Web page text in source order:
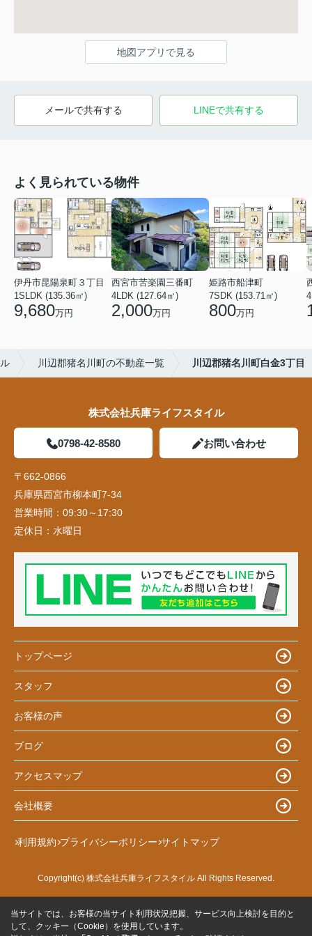
地図アプリで見る
メールで共有する LINEで共有する
よく見られている物件
伊丹市昆陽泉町３丁目
1SLDK (135.36㎡)
9,680万円
西宮市苦楽園三番町
4LDK (127.64㎡)
2,000万円
姫路市船津町
7SDK (153.71㎡)
800万円
川辺郡猪名川町の不動産一覧 川辺郡猪名川町白金3丁目
株式会社兵庫ライフスタイル
0798-42-8580 お問い合わせ
〒662-0866
兵庫県西宮市柳本町7-34
営業時間： 09:30～17:30
定休日： 水曜日
トップページ
スタッフ
お客様の声
ブログ
アクセスマップ
会社概要
利用規約 プライバシーポリシー サイトマップ
Copyright(c) 株式会社兵庫ライフスタイル All Rights Reserved.
当サイトでは、お客様の当サイト利用状況把握、サービス向上検討を目的と
して、クッキー（Cookie）を使用しています。